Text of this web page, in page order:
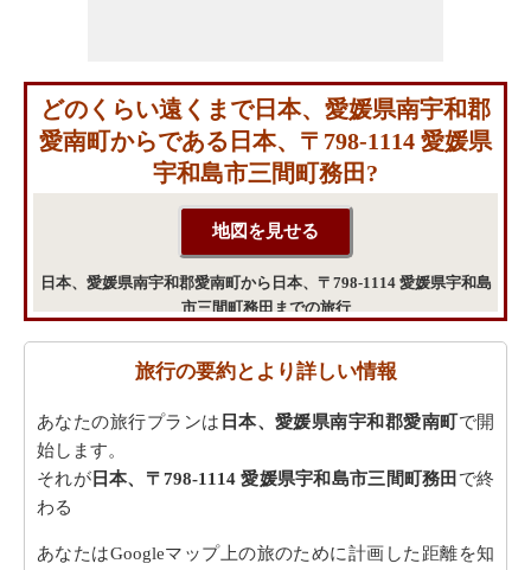
どのくらい遠くまで日本、愛媛県南宇和郡
愛南町からである日本、〒798-1114 愛媛県
宇和島市三間町務田?
日本、愛媛県南宇和郡愛南町から日本、〒798-1114 愛媛県宇和島
市三間町務田までの旅行
旅行の要約とより詳しい情報
あなたの旅行プランは 日本、愛媛県南宇和郡愛南町で開
始します。
それが日本、〒798-1114 愛媛県宇和島市三間町務田 で終
わる
あなたはGoogleマップ上の旅のために計画した距離を知